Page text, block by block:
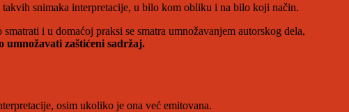
snimaka interpretacije, u bilo kom obliku i na bilo koji način.
i u domaćoj praksi se smatra umnožavanjem autorskog dela,
umnožavati zaštićeni sadržaj.
osim ukoliko je ona već emitovana.